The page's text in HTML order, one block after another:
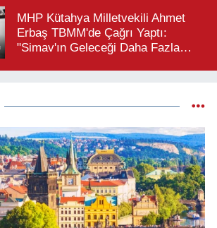
MHP Kütahya Milletvekili Ahmet
Erbaş TBMM'de Çağrı Yaptı:
"Simav'ın Geleceği Daha Fazla